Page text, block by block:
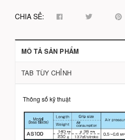
CHIA SẺ:
MÔ TẢ SẢN PHẨM
TAB TÙY CHỈNH
Thông số kỹ thuật